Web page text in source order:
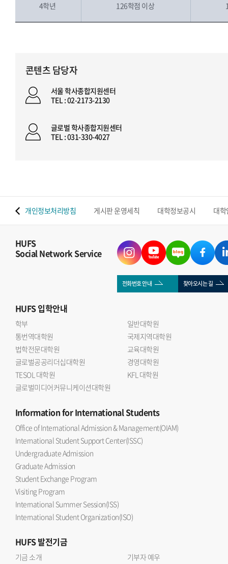
4학년 126학점 이상
콘텐츠 담당자
서울 학사종합지원센터
TEL : 02-2173-2130
글로벌 학사종합지원센터
TEL : 031-330-4027
개인정보처리방침 게시판 운영세칙 대학정보공시 대
HUFS
Social Network Service
전화번호 안내 찾아오시는 길
HUFS입학안내
학부
일반대학원
통번역대학원
국제지역대학원
법학전문대학원
교육대학원
글로벌공공리더십대학원
경영대학원
TESOL 대학원
KFL 대학원
글로벌미디어커뮤니케이션대학원
Informationfor International Students
Office of International Admission & Management(OIAM)
International Student Support Center(ISSC)
Undergraduate Admission
Graduate Admission
Student Exchange Program
Visiting Program
International Summer Session(ISS)
International Student Organization(ISO)
HUFS발전기금
기금 소개
기부자 예우